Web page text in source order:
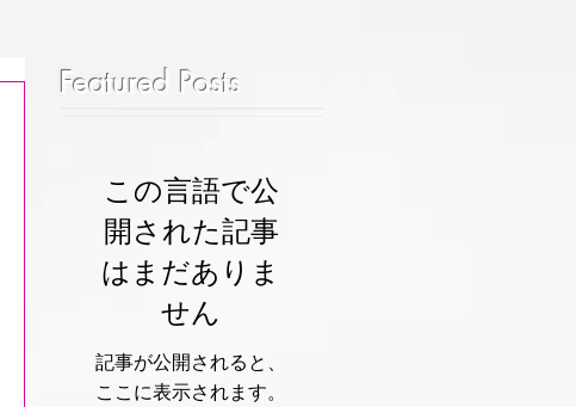
Featured Posts
この言語で公
開された記事
はまだありま
せん
記事が公開されると、
ここに表示されます。